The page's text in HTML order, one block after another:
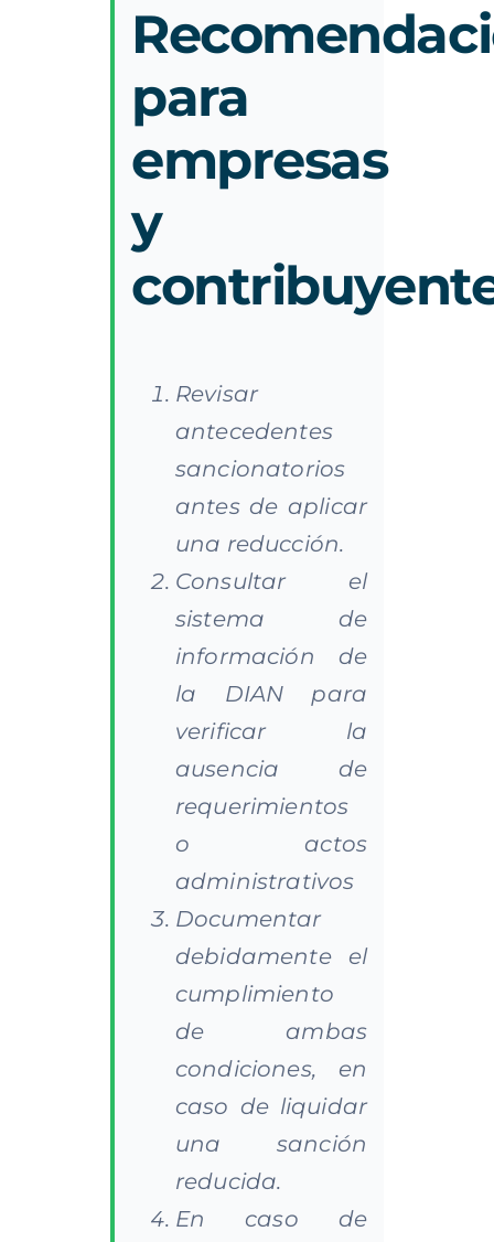
para
empresas
y
Revisar
antecedentes
sancionatorios
antes de aplicar
una reducción.
Consultar el
sistema de
información de
la DIAN para
verificar la
ausencia de
requerimientos
o actos
administrativos
Documentar
debidamente el
cumplimiento
de ambas
condiciones, en
caso de liquidar
una sanción
reducida.
En caso de